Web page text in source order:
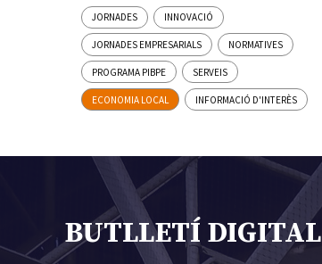
JORNADES INNOVACIÓ
JORNADES EMPRESARIALS NORMATIVES
PROGRAMA PIBPE SERVEIS
ECONOMIA LOCAL INFORMACIÓ D'INTERÈS
BUTLLETÍ DIGITAL